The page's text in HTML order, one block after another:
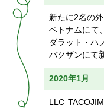
新たに2名の
ベトナムにて
ダラット・ハ
バクザンにて
2020年1月
LLC